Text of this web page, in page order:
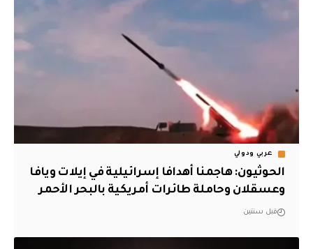
عربي ودولي
الحوثيون: هاجمنا أهدافا إسرائيلية في إيلات ويافا
وعسقلان وحاملة طائرات أمريكية بالبحر الأحمر
قبل سنتين